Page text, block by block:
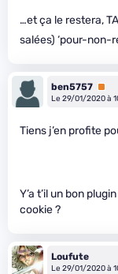
…et ça le restera,
salées) ‘pour-non-
ben5757
Le 29/01/2020 à
Tiens j’en profite
Y’a t’il un bon
cookie ?
Loufute
Le 29/01/2020 à